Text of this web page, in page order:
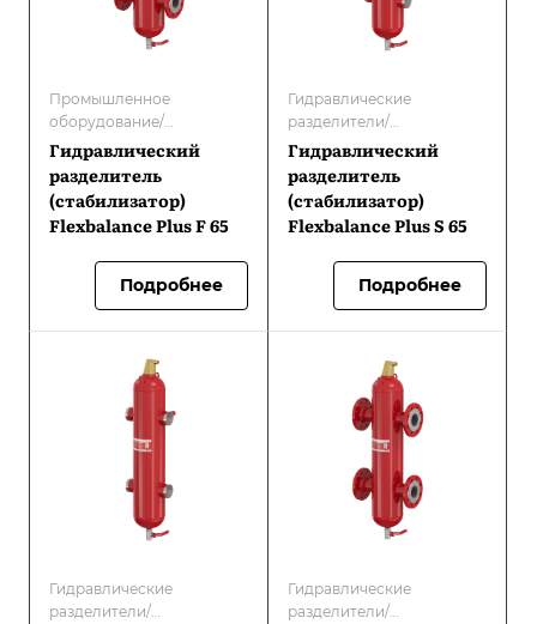
Промышленное
оборудование/
Гидравлические
Оборудование Flamco/
Гидравлические
разделители/
стабилизаторы
Гидравлический
разделитель
(стабилизатор)
Flexbalance Plus F 65
Подробнее
Гидравлические
разделители/
Гидравлические
стабилизаторы
Гидравлический
разделитель
(стабилизатор)
Flexbalance Plus S 65
Подробнее
Гидравлические
разделители/
Гидравлические
разделители/